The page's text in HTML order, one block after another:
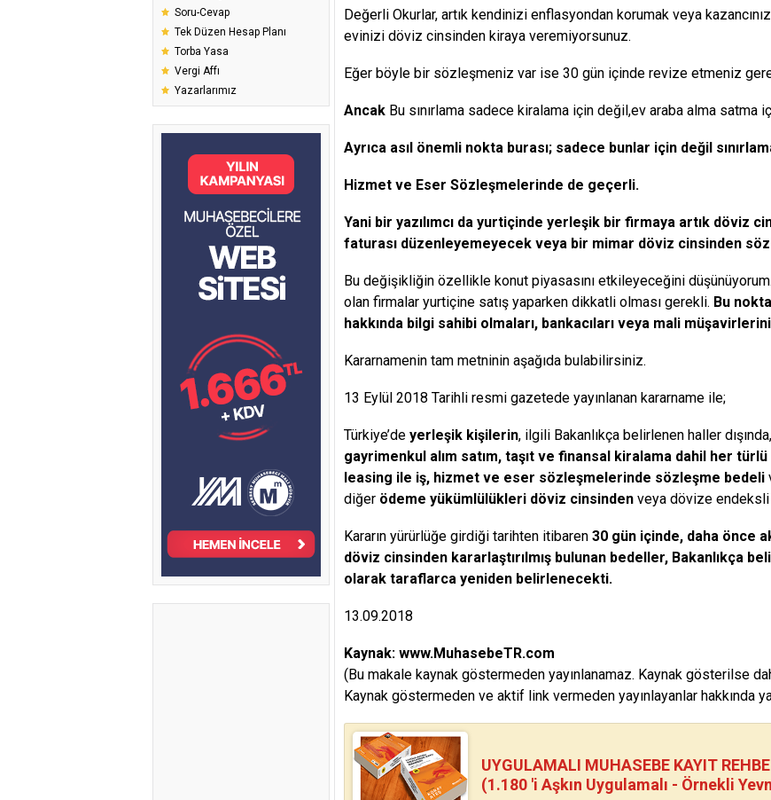
Soru-Cevap
Tek Düzen Hesap Planı
Torba Yasa
Vergi Affı
Yazarlarımız
Değerli Okurlar, artık kendinizi enflasyondan korumak veya
evinizi döviz cinsinden kiraya veremiyorsunuz.
Eğer böyle bir sözleşmeniz var ise 30 gün içinde revize etmeniz
Ancak Bu sınırlama sadece kiralama için değil,ev araba alma satma
Ayrıca asıl önemli nokta burası; sadece bunlar için değil
Hizmet ve Eser Sözleşmelerinde de geçerli.
Yani bir yazılımcı da yurtiçinde yerleşik bir firmaya artık döviz
faturası düzenleyemeyecek veya bir mimar döviz cinsinden
Bu değişikliğin özellikle konut piyasasını etkileyeceğini
olan firmalar yurtiçine satış yaparken dikkatli olması gerekli. Bu
hakkında bilgi sahibi olmaları, bankacıları veya mali
Kararnamenin tam metninin aşağıda bulabilirsiniz.
13 Eylül 2018 Tarihli resmi gazetede yayınlanan kararname ile;
Türkiye’de yerleşik kişilerin, ilgili Bakanlıkça belirlenen haller
gayrimenkul alım satım, taşıt ve finansal kiralama dahil her
leasing ile iş, hizmet ve eser sözleşmelerinde sözleşme bedeli
diğer ödeme yükümlülükleri döviz cinsinden veya dövize endeksli
Kararın yürürlüğe girdiği tarihten itibaren 30 gün içinde, daha önce
döviz cinsinden kararlaştırılmış bulunan bedeller, Bakanlıkça
olarak taraflarca yeniden belirlenecekti.
13.09.2018
Kaynak: www.MuhasebeTR.com
(Bu makale kaynak göstermeden yayınlanamaz. Kaynak gösterilse
Kaynak göstermeden ve aktif link vermeden yayınlayanlar hakkında
UYGULAMALI MUHASEBE KAYIT
(1.180 'i Aşkın Uygulamalı - Örnekli